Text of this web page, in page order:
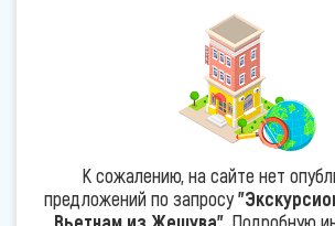
К сожалению, на сайте нет
предложений по запросу